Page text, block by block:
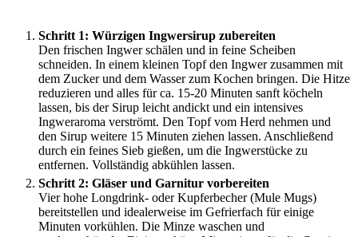
Schritt 1: Würzigen Ingwersirup zubereiten
Den frischen Ingwer schälen und in feine Scheiben
schneiden. In einem kleinen Topf den Ingwer zusammen mit
dem Zucker und dem Wasser zum Kochen bringen. Die Hitze
reduzieren und alles für ca. 15-20 Minuten sanft köcheln
lassen, bis der Sirup leicht andickt und ein intensives
Ingweraroma verströmt. Den Topf vom Herd nehmen und
den Sirup weitere 15 Minuten ziehen lassen. Anschließend
durch ein feines Sieb gießen, um die Ingwerstücke zu
entfernen. Vollständig abkühlen lassen.
Schritt 2: Gläser und Garnitur vorbereiten
Vier hohe Longdrink- oder Kupferbecher (Mule Mugs)
bereitstellen und idealerweise im Gefrierfach für einige
Minuten vorkühlen. Die Minze waschen und